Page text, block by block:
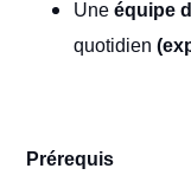
Une équipe
quotidien
Prérequis